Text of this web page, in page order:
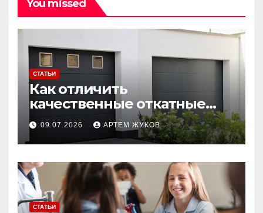
You missed
СТАТЬИ
Как отличить
качественные откатные
ворота от облегчённых
конструкций
09.07.2026 АРТЕМ ЖУКОВ
СТАТЬИ